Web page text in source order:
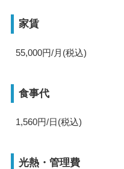
家賃
55,000円/月(税込)
食事代
1,560円/日(税込)
光熱・管理費